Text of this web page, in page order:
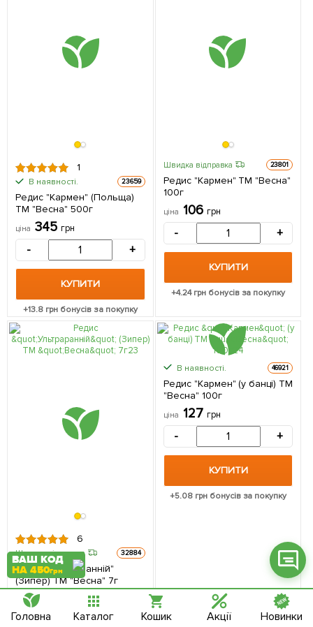
1
В наявності. 23659
Редис "Кармен" (Польща)
ТМ "Весна" 500г
ціна 345 грн
- +
КУПИТИ
+13.8 грн бонусів за покупку
Швидка відправка 23801
Редис "Кармен" ТМ "Весна"
100г
ціна 106 грн
- +
КУПИТИ
+4.24грн бонусів за покупку
6
Швидка відправка 32884
Редис "Ультраранній"
(Зипер) ТМ "Весна" 7г
ціна 23.7
-
В наявності. 46921
Редис "Кармен" (у банці) ТМ
"Весна" 100г
ціна 127 грн
- +
КУПИТИ
+5.08грн бонусів за покупку
Фейсбук
Телеграм
Вайбер
Інстаграм
Онлайн чат
ВАШ КОД
НА 450грн
Головна Каталог Кошик Акції Новинки